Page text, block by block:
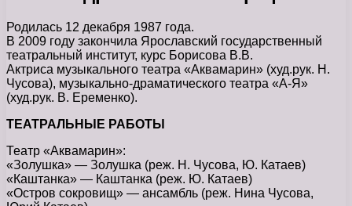
Родилась 12 декабря 1987 года.
В 2009 году закончила Ярославский государственный
театральный институт, курс Борисова В.В.
Актриса музыкального театра «Аквамарин» (худ.рук. Н.
Чусова), музыкально-драматического театра «А-Я»
(худ.рук. В. Еременко).
ТЕАТРАЛЬНЫЕ РАБОТЫ
Театр «Аквамарин»:
«Золушка» — Золушка (реж. Н. Чусова, Ю. Катаев)
«Каштанка» — Каштанка (реж. Ю. Катаев)
«Остров сокровищ» — ансамбль (реж. Нина Чусова,